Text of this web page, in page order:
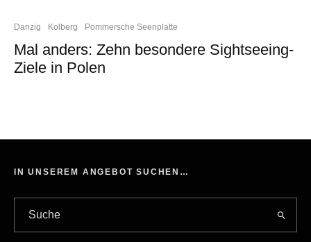
Danzig Kolberg Pommersche Seenplatte
Mal anders: Zehn besondere Sightseeing-
Ziele in Polen
IN UNSEREM ANGEBOT SUCHEN…